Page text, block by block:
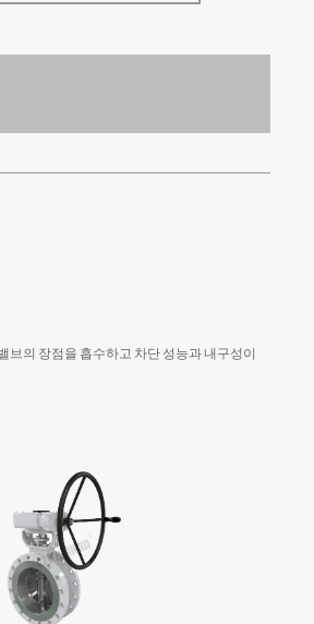
브의 장점을 흡수하고 차단 성능과 내구성이